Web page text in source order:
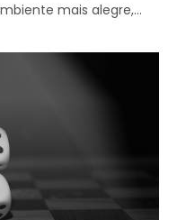
mais alegre,…